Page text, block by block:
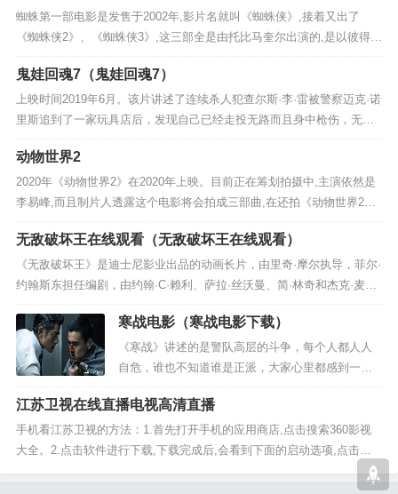
蜘蛛第一部电影是发售于2002年,影片名就叫《蜘蛛侠》,接着又出了
《蜘蛛侠2》、《蜘蛛侠3》,这三部全是由托比马奎尔出演的,是以彼得帕
克与玛丽简沃森中间的感情线上而发展趋势的《蜘蛛侠》是一部于200
2...
鬼娃回魂7（鬼娃回魂7）
上映时间2019年6月。该片讲述了连续杀人犯查尔斯·李·雷被警察迈克·诺
里斯追到了一家玩具店后，发现自己已经走投无路而且身中枪伤，无奈
之下查尔斯·李·雷念出魔咒将自己的灵魂附到旁边的一个安仔玩具身
上。...
动物世界2
2020年《动物世界2》在2020年上映。目前正在筹划拍摄中,主演依然是
李易峰,而且制片人透露这个电影将会拍成三部曲,在还拍《动物世界2》
由上海儒意影视制作有限公司、上海火龙果影视制作有限公司、北京
光...
无敌破坏王在线观看（无敌破坏王在线观看）
《无敌破坏王》是迪士尼影业出品的动画长片，由里奇·摩尔执导，菲尔·
约翰斯东担任编剧，由约翰·C·赖利、萨拉·丝沃曼、简·林奇和杰克·麦克
布瑞尔等联袂献声。影片于2012年11月2日在美国首映，同年11...
寒战电影（寒战电影下载）
《寒战》讲述的是警队高层的斗争，每个人都人人
自危，谁也不知道谁是正派，大家心里都感到一阵
的‘寒意’，所以会给人一种寒冷的感觉，需要加衣
服。”郭富城则道出导演的靠谱解释：“《寒战》一开
始就是一辆警用冲锋...
江苏卫视在线直播电视高清直播
手机看江苏卫视的方法：1.首先打开手机的应用商店,点击搜索360影视
大全。2.点击软件进行下载,下载完成后,会看到下面的启动选项,点击进
入。3.进入软件后点击上面菜单栏中的频道选项。4.然后在频道页面...